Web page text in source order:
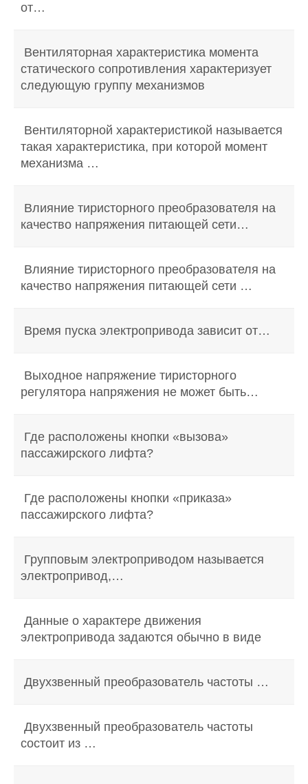
от…
Вентиляторная характеристика момента
статического сопротивления характеризует
следующую группу механизмов
Вентиляторной характеристикой называется
такая характеристика, при которой момент
механизма …
Влияние тиристорного преобразователя на
качество напряжения питающей сети…
Влияние тиристорного преобразователя на
качество напряжения питающей сети …
Время пуска электропривода зависит от…
Выходное напряжение тиристорного
регулятора напряжения не может быть…
Где расположены кнопки «вызова»
пассажирского лифта?
Где расположены кнопки «приказа»
пассажирского лифта?
Групповым электроприводом называется
электропривод,…
Данные о характере движения
электропривода задаются обычно в виде
Двухзвенный преобразователь частоты …
Двухзвенный преобразователь частоты
состоит из …